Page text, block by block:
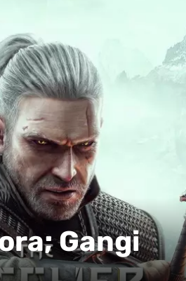
Gangi